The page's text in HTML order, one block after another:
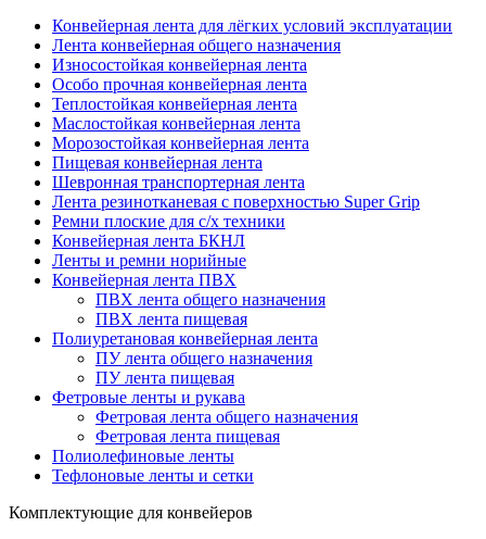
Конвейерная лента для лёгких условий эксплуатации
Лента конвейерная общего назначения
Износостойкая конвейерная лента
Особо прочная конвейерная лента
Теплостойкая конвейерная лента
Маслостойкая конвейерная лента
Морозостойкая конвейерная лента
Пищевая конвейерная лента
Шевронная транспортерная лента
Лента резинотканевая с поверхностью Super Grip
Ремни плоские для с/х техники
Конвейерная лента БКНЛ
Ленты и ремни норийные
Конвейерная лента ПВХ
ПВХ лента общего назначения
ПВХ лента пищевая
Полиуретановая конвейерная лента
ПУ лента общего назначения
ПУ лента пищевая
Фетровые ленты и рукава
Фетровая лента общего назначения
Фетровая лента пищевая
Полиолефиновые ленты
Тефлоновые ленты и сетки
Комплектующие для конвейеров